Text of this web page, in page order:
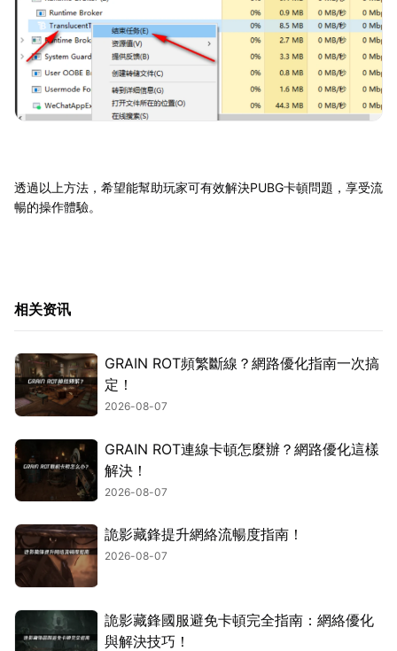
透過以上方法，希望能幫助玩家可有效解決PUBG卡頓問題，享受流
暢的操作體驗。
相关资讯
GRAIN ROT頻繁斷線？網路優化指南一次搞
定！
2026-08-07
GRAIN ROT連線卡頓怎麼辦？網路優化這樣
解決！
2026-08-07
詭影藏鋒提升網絡流暢度指南！
2026-08-07
詭影藏鋒國服避免卡頓完全指南：網絡優化
與解決技巧！